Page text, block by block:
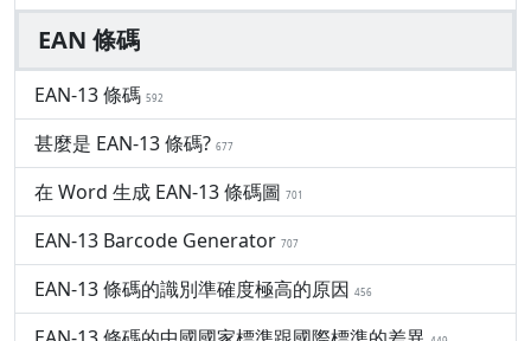
EAN 條碼
EAN-13 條碼 592
甚麼是 EAN-13 條碼? 677
在 Word 生成 EAN-13 條碼圖 701
EAN-13 Barcode Generator 707
EAN-13 條碼的識別準確度極高的原因 456